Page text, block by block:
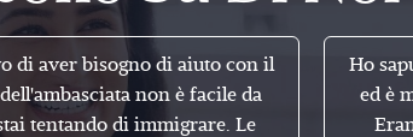
di aver bisogno di aiuto con il
non è facile da
tentando di immigrare. Le
Ho
ed è